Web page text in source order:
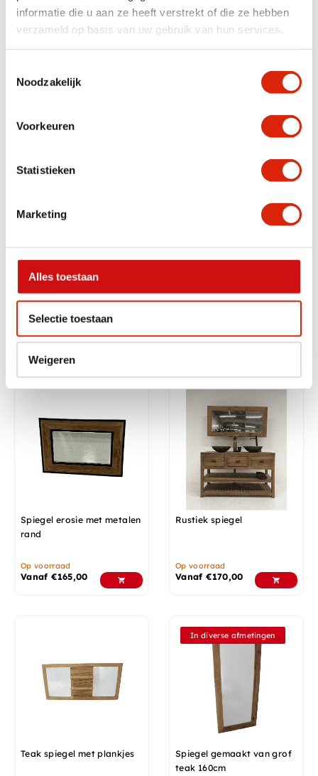
informatie die u aan ze heeft verstrekt of die ze hebben
verzameld op basis van uw gebruik van hun services.
Noodzakelijk
Voorkeuren
Statistieken
Marketing
Alles toestaan
Selectie toestaan
Weigeren
Teakhouten Spiegel Wortelteakhouten spiegel
Vanaf€210,00 Vanaf€210,00
Spiegel erosie met metalen
rand
Op voorraad
Vanaf€165,00
Rustiek spiegel
Op voorraad
Vanaf€170,00
Teak spiegel met plankjes
In diverse afmetingen
Spiegel gemaakt van grof
teak 160cm